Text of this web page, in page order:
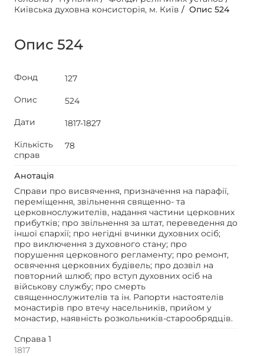
Київська духовна консисторія, м. Київ / Опис 524
Опис 524
Фонд
127
Опис
524
Дати
1817-1827
Кількість
справ
78
Анотація
Справи про висвячення, призначення на парафії,
переміщення, звільнення священно- та
церковнослужителів, надання частини церковних
прибутків; про звільнення за штат, переведення до
іншої єпархії; про негідні вчинки духовних осіб;
про виключення з духовного стану; про
порушення церковного регламенту; про ремонт,
освячення церковних будівель; про дозвіл на
повторний шлюб; про вступ духовних осіб на
військову службу; про смерть
священнослужителів та ін. Рапорти настоятелів
монастирів про втечу насельників, прийом у
монастир, наявність розкольників-старообрядців.
Справа 1
1817